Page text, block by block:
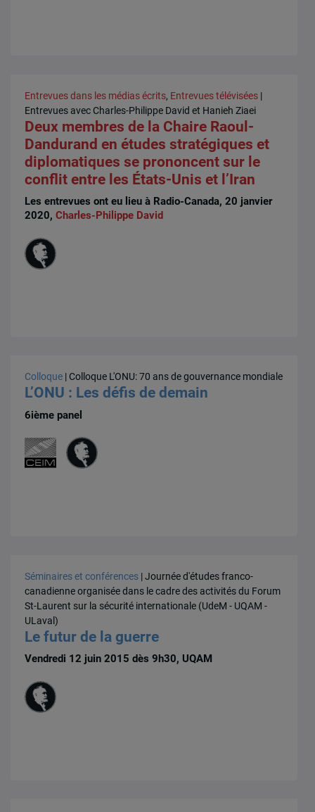
Entrevues dans les médias écrits, Entrevues télévisées |
Entrevues avec Charles-Philippe David et Hanieh Ziaei
Deux membres de la Chaire Raoul-
Dandurand en études stratégiques et
diplomatiques se prononcent sur le
conflit entre les États-Unis et l’Iran
Les entrevues ont eu lieu à Radio-Canada, 20 janvier
2020,Charles-Philippe David
Colloque | Colloque L'ONU: 70 ans de gouvernance mondiale
L’ONU : Les défis de demain
6ième panel
Séminaires et conférences | Journée d'études franco-
canadienne organisée dans le cadre des activités du Forum
St-Laurent sur la sécurité internationale (UdeM - UQAM -
ULaval)
Le futur de la guerre
Vendredi 12 juin 2015 dès 9h30, UQAM